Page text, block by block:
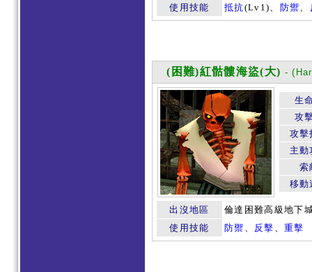
使用技能
抵抗(Lv1)、 防禦、
(困難)紅骷髏海盜(大) -
生
攻
攻擊
主動
索
移動
出沒地區
倫達困難高級地下
使用技能
防禦 、 反擊 、重擊